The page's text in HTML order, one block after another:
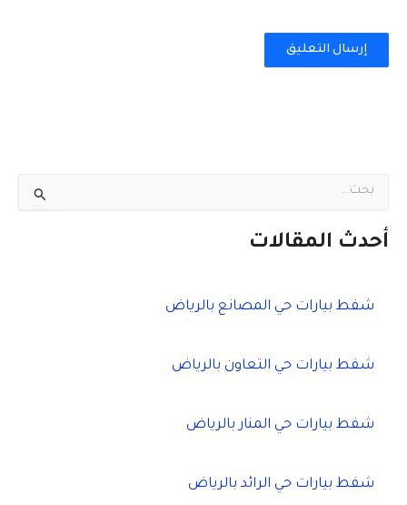
حأحدث المقالات
شفط بيارات حي المصانع بالرياض
شفط بيارات حي التعاون بالرياض
شفط بيارات حي المنار بالرياض
شفط بيارات حي الرائد بالرياض